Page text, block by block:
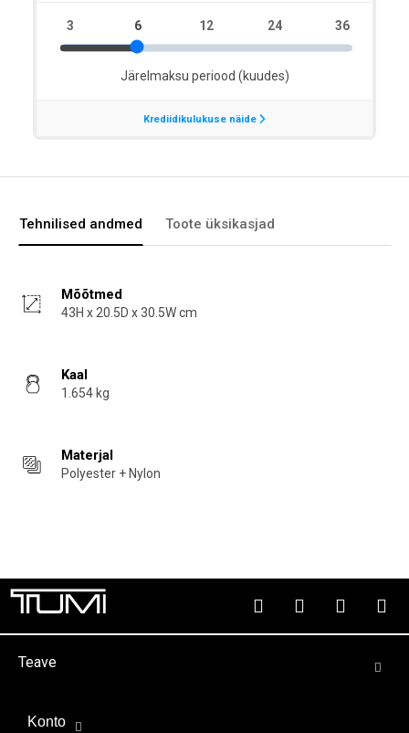
Tehnilised andmed Toote üksikasjad
Mõõtmed
43H x 20.5D x 30.5W cm
Kaal
1.654 kg
Materjal
Polyester + Nylon
Teave
Konto